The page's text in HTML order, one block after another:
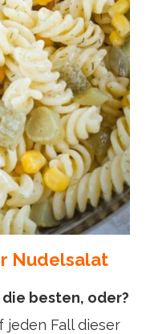
Nudelsalat
besten, oder?
jeden Fall dieser